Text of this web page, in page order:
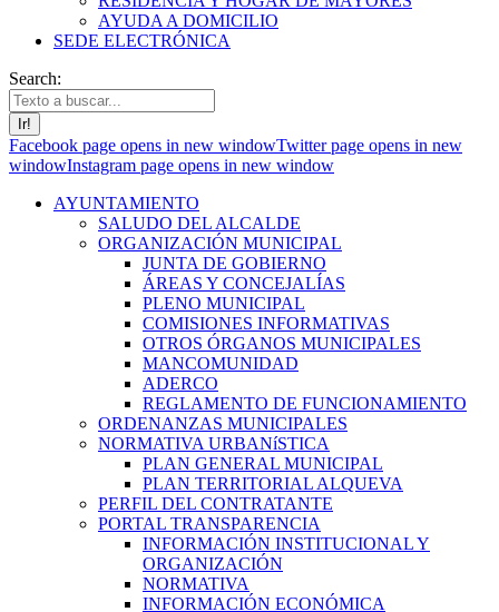
AYUDA A DOMICILIO
SEDE ELECTRÓNICA
Search:
Facebook page opens in new windowTwitter page opens in new
windowInstagram page opens in new window
AYUNTAMIENTO
SALUDO DEL ALCALDE
ORGANIZACIÓN MUNICIPAL
JUNTA DE GOBIERNO
ÁREAS Y CONCEJALÍAS
PLENO MUNICIPAL
COMISIONES INFORMATIVAS
OTROS ÓRGANOS MUNICIPALES
MANCOMUNIDAD
ADERCO
REGLAMENTO DE FUNCIONAMIENTO
ORDENANZAS MUNICIPALES
NORMATIVA URBANíSTICA
PLAN GENERAL MUNICIPAL
PLAN TERRITORIAL ALQUEVA
PERFIL DEL CONTRATANTE
PORTAL TRANSPARENCIA
INFORMACIÓN INSTITUCIONAL Y
ORGANIZACIÓN
NORMATIVA
INFORMACIÓN ECONÓMICA